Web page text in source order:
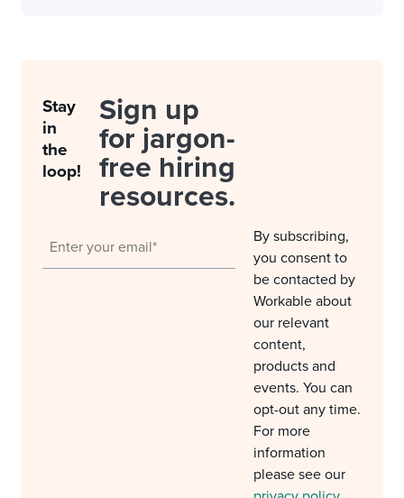
Stay
in
the
loop!
Sign up
for jargon-
free hiring
resources.
By subscribing,
you consent to
be contacted by
Workable about
our relevant
content,
products and
events. You can
opt-out any time.
For more
information
please see our